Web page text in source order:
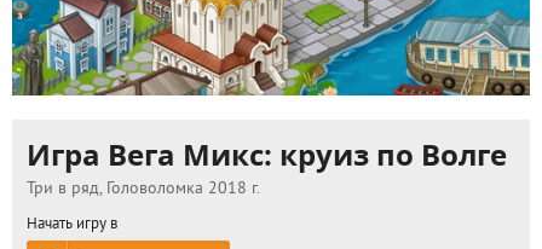
Игра Вега Микс: круиз по Волге
Три в ряд, Головоломка 2018 г.
Начать игру в